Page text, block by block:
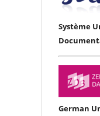
Système
German